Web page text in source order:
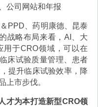
司网站和年报
、药明康德、昆泰
战略布局来看，AI、大
用于CRO领域，可以在
床试验质量管理、患者
提升临床试验效率，降
上市步伐。
为本打造新型CRO领